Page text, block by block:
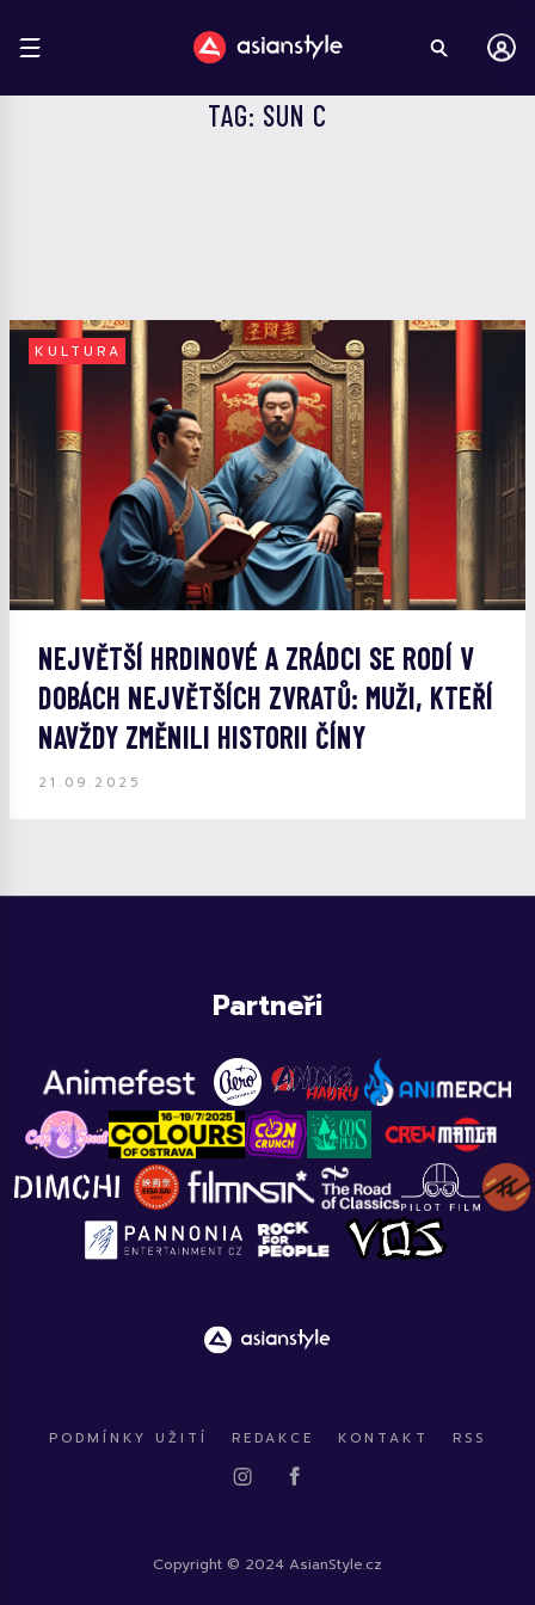
TAG: SUN C
KULTURA
NEJVĚTŠÍ HRDINOVÉ A ZRÁDCI SE RODÍ V
DOBÁCH NEJVĚTŠÍCH ZVRATŮ: MUŽI, KTEŘÍ
NAVŽDY ZMĚNILI HISTORII ČÍNY
21.09.2025
Partneři
PODMÍNKY UŽITÍ REDAKCE KONTAKT RSS
Copyright © 2024 AsianStyle.cz